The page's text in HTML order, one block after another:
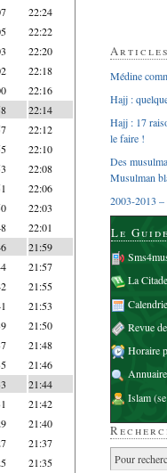
22:24
22:22
22:20
22:18
22:16
22:14
22:12
22:10
22:08
22:06
22:03
22:01
21:59
21:57
21:55
21:53
21:50
21:48
21:46
21:44
21:42
21:40
21:37
21:35
Médine
Hajj :
Hajj : 17
le faire !
Des
Musulman
2003-2013 –
Le
La
Revue
Horaire
Islam